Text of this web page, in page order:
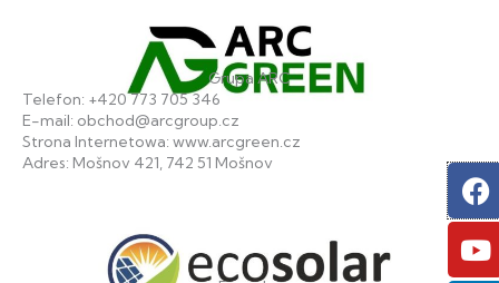
Grupa ARC
Telefon: +420 773 705 346
E-mail: obchod@arcgroup.cz
Strona Internetowa: www.arcgreen.cz
Adres: Mošnov 421, 742 51 Mošnov